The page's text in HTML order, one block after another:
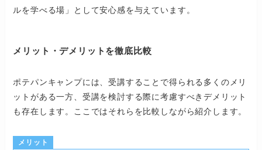
ルを学べる場」として安心感を与えています。
メリット・デメリットを徹底比較
ポテパンキャンプには、受講することで得られる多くのメリ
ットがある一方、受講を検討する際に考慮すべきデメリット
も存在します。ここではそれらを比較しながら紹介します。
メリット